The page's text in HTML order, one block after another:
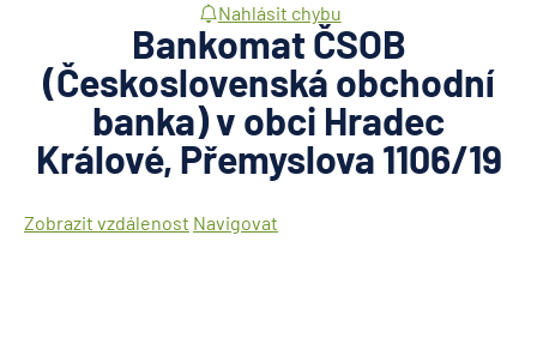
Nahlásit chybu
Bankomat ČSOB
(Československá obchodní
banka) v obci Hradec
Králové, Přemyslova 1106/19
Zobrazit vzdálenost Navigovat